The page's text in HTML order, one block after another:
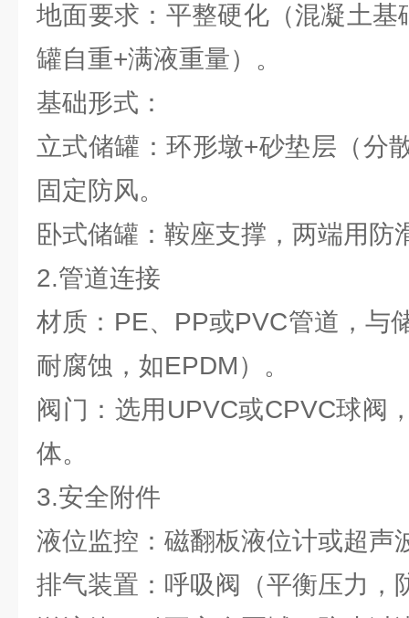
地面要求：平整硬化（混凝土
罐自重+满液重量）。
基础形式：
立式储罐：环形墩+砂垫层（分
固定防风。
卧式储罐：鞍座支撑，两端用防
2.管道连接
材质：PE、PP或PVC管道，与
耐腐蚀，如EPDM）。
阀门：选用UPVC或CPVC球阀
体。
3.安全附件
液位监控：磁翻板液位计或超声
排气装置：呼吸阀（平衡压力，